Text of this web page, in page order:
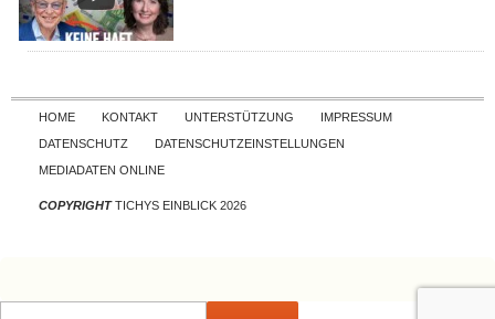
Skip to content
HOME KONTAKT UNTERSTÜTZUNG
IMPRESSUM
DATENSCHUTZ
DATENSCHUTZEINSTELLUNGEN
MEDIADATEN ONLINE
COPYRIGHTTICHYS EINBLICK 2026